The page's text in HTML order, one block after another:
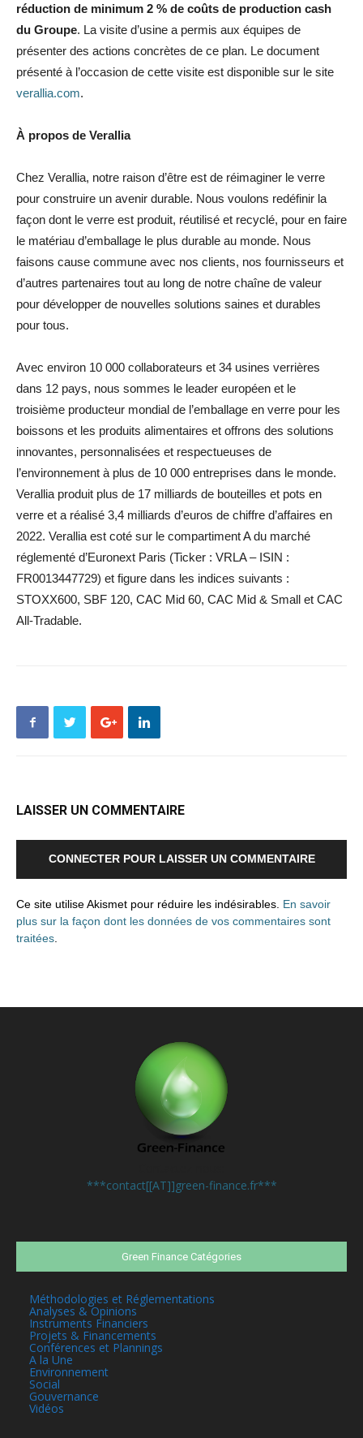
réduction de minimum 2 % de coûts de production cash
du Groupe. La visite d’usine a permis aux équipes de
présenter des actions concrètes de ce plan. Le document
présenté à l’occasion de cette visite est disponible sur le site
verallia.com.
À propos de Verallia
Chez Verallia, notre raison d’être est de réimaginer le verre
pour construire un avenir durable. Nous voulons redéfinir la
façon dont le verre est produit, réutilisé et recyclé, pour en faire
le matériau d’emballage le plus durable au monde. Nous
faisons cause commune avec nos clients, nos fournisseurs et
d’autres partenaires tout au long de notre chaîne de valeur
pour développer de nouvelles solutions saines et durables
pour tous.
Avec environ 10 000 collaborateurs et 34 usines verrières
dans 12 pays, nous sommes le leader européen et le
troisième producteur mondial de l’emballage en verre pour les
boissons et les produits alimentaires et offrons des solutions
innovantes, personnalisées et respectueuses de
l’environnement à plus de 10 000 entreprises dans le monde.
Verallia produit plus de 17 milliards de bouteilles et pots en
verre et a réalisé 3,4 milliards d’euros de chiffre d’affaires en
2022. Verallia est coté sur le compartiment A du marché
réglementé d’Euronext Paris (Ticker : VRLA – ISIN :
FR0013447729) et figure dans les indices suivants :
STOXX600, SBF 120, CAC Mid 60, CAC Mid & Small et CAC
All-Tradable.
LAISSER UN COMMENTAIRE
CONNECTER POUR LAISSER UN COMMENTAIRE
Ce site utilise Akismet pour réduire les indésirables. En savoir
plus sur la façon dont les données de vos commentaires sont
traitées.
***contact[[AT]]green-finance.fr***
Green Finance Catégories
Méthodologies et Réglementations
Analyses & Opinions
Instruments Financiers
Projets & Financements
Conférences et Plannings
A la Une
Environnement
Social
Gouvernance
Vidéos